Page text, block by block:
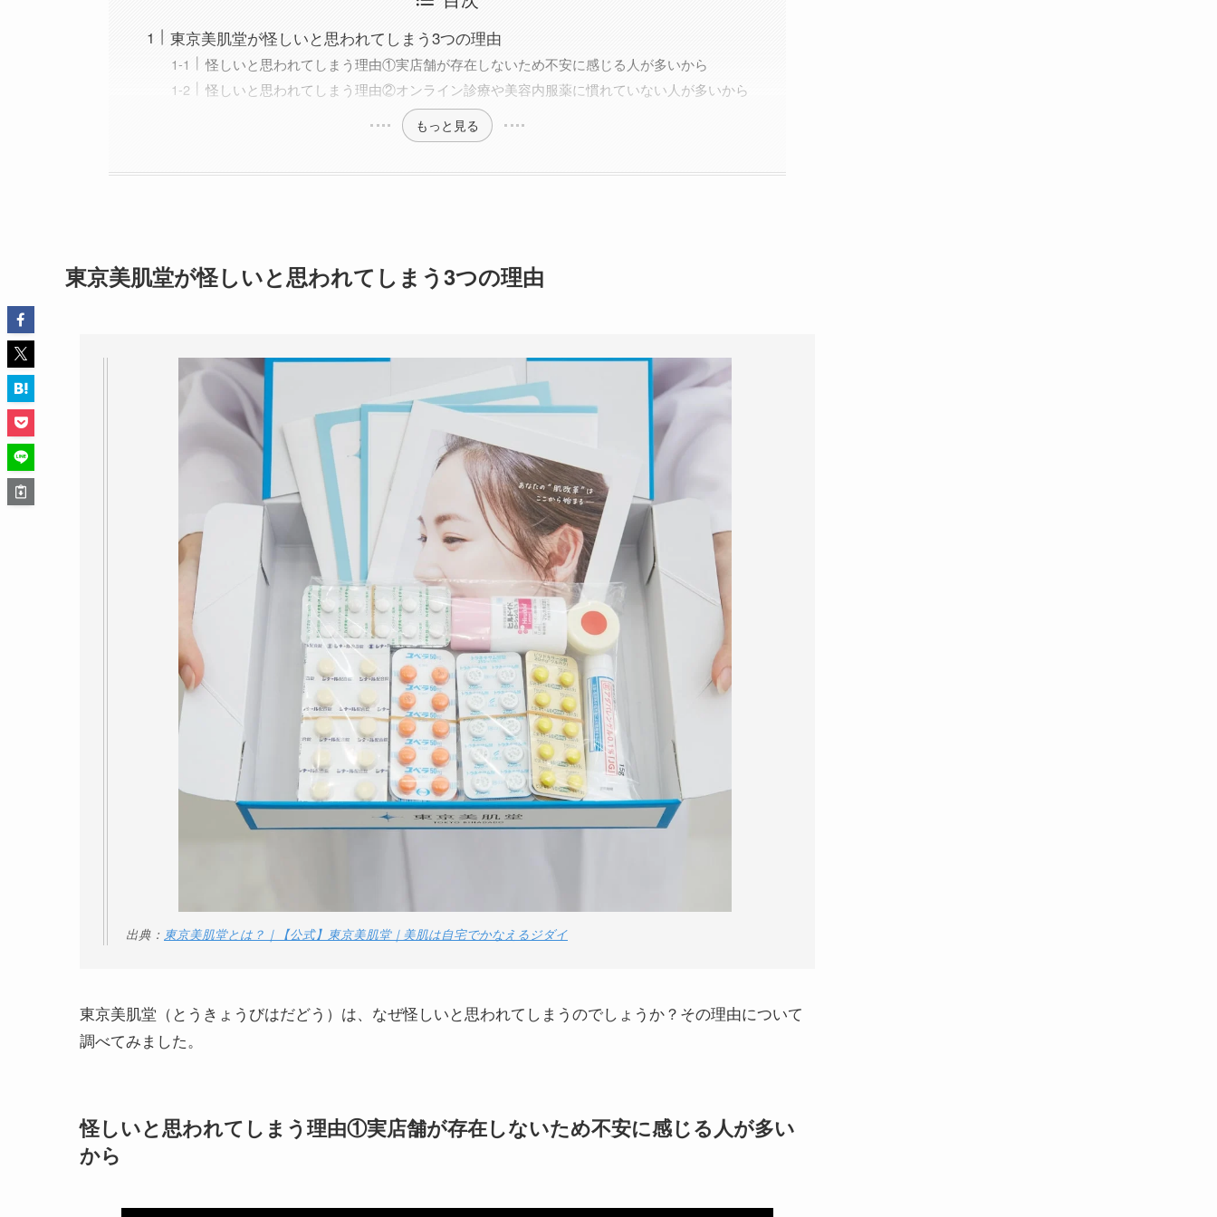
東京美肌堂が怪しいと思われてしまう3つの理由
怪しいと思われてしまう理由①実店舗が存在しないため不安に感じる人が多いから
怪しいと思われてしまう理由②オンライン診療や美容内服薬に慣れていない人が多いから
もっと見る
東京美肌堂が怪しいと思われてしまう3つの理由
出典： 東京美肌堂とは？｜【公式】東京美肌堂｜美肌は自宅でかなえるジダイ
東京美肌堂（とうきょうびはだどう）は、なぜ怪しいと思われてしまうのでしょうか？その理由について
調べてみました。
怪しいと思われてしまう理由①実店舗が存在しないため不安に感じる人が多い
から